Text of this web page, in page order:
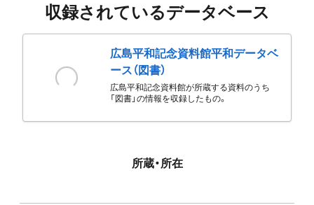
収録されているデータベース
広島平和記念資料館平和データベ
ース（図書）
広島平和記念資料館が所蔵する資料のうち
「図書」の情報を収録したもの。
所蔵・所在